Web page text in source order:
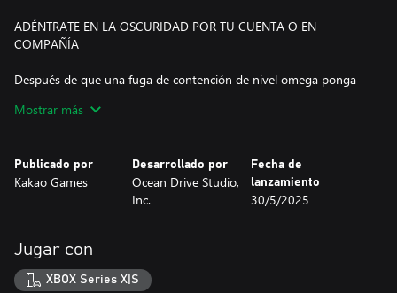
ADÉNTRATE EN LA OSCURIDAD POR TU CUENTA O EN
COMPAÑÍA
Después de que una fuga de contención de nivel omega ponga
depende de un reducido equipo peones prescindibles llegar al
Enfréntate a la misión por tu cuenta o con hasta dos compañeros
de escuadrón. Con fuego amigo opcional, tú decides si quieres
vivir una experiencia más permisiva o una caótica y divertida con
TENSA ACCIÓN DE DOBLE STICK EN EL LUGAR DE TRABAJO
MÁS DISPARATADO DEL MUNDO
Mostrar más
Publicado por
Kakao Games
Desarrollado por
Ocean Drive Studio,
Inc.
Fecha de
lanzamiento
30/5/2025
Jugar con
XBOX Series X|S